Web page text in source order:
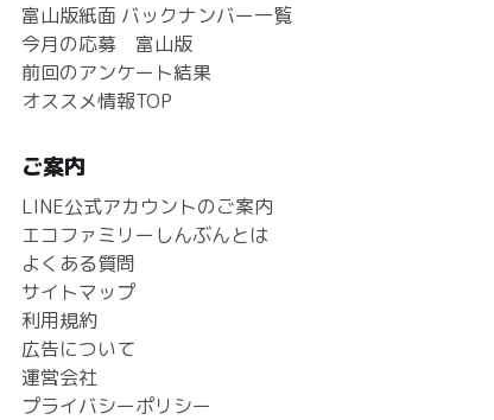
富山版紙面 バックナンバー一覧
今月の応募 富山版
前回のアンケート結果
オススメ情報TOP
ご案内
LINE公式アカウントのご案内
エコファミリーしんぶんとは
よくある質問
サイトマップ
利用規約
広告について
運営会社
プライバシーポリシー